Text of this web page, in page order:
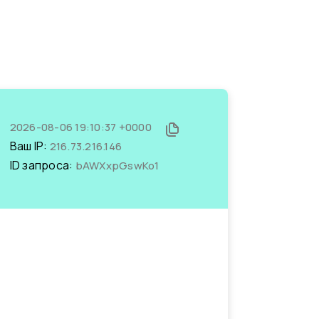
2026-08-06 19:10:37 +0000
Ваш IP: 216.73.216.146
ID запроса: bAWXxpGswKo1